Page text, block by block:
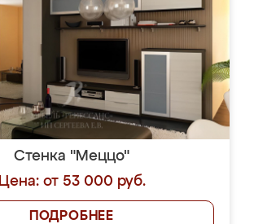
Стенка "Меццо"
Цена: от 53 000 руб.
ПОДРОБНЕЕ